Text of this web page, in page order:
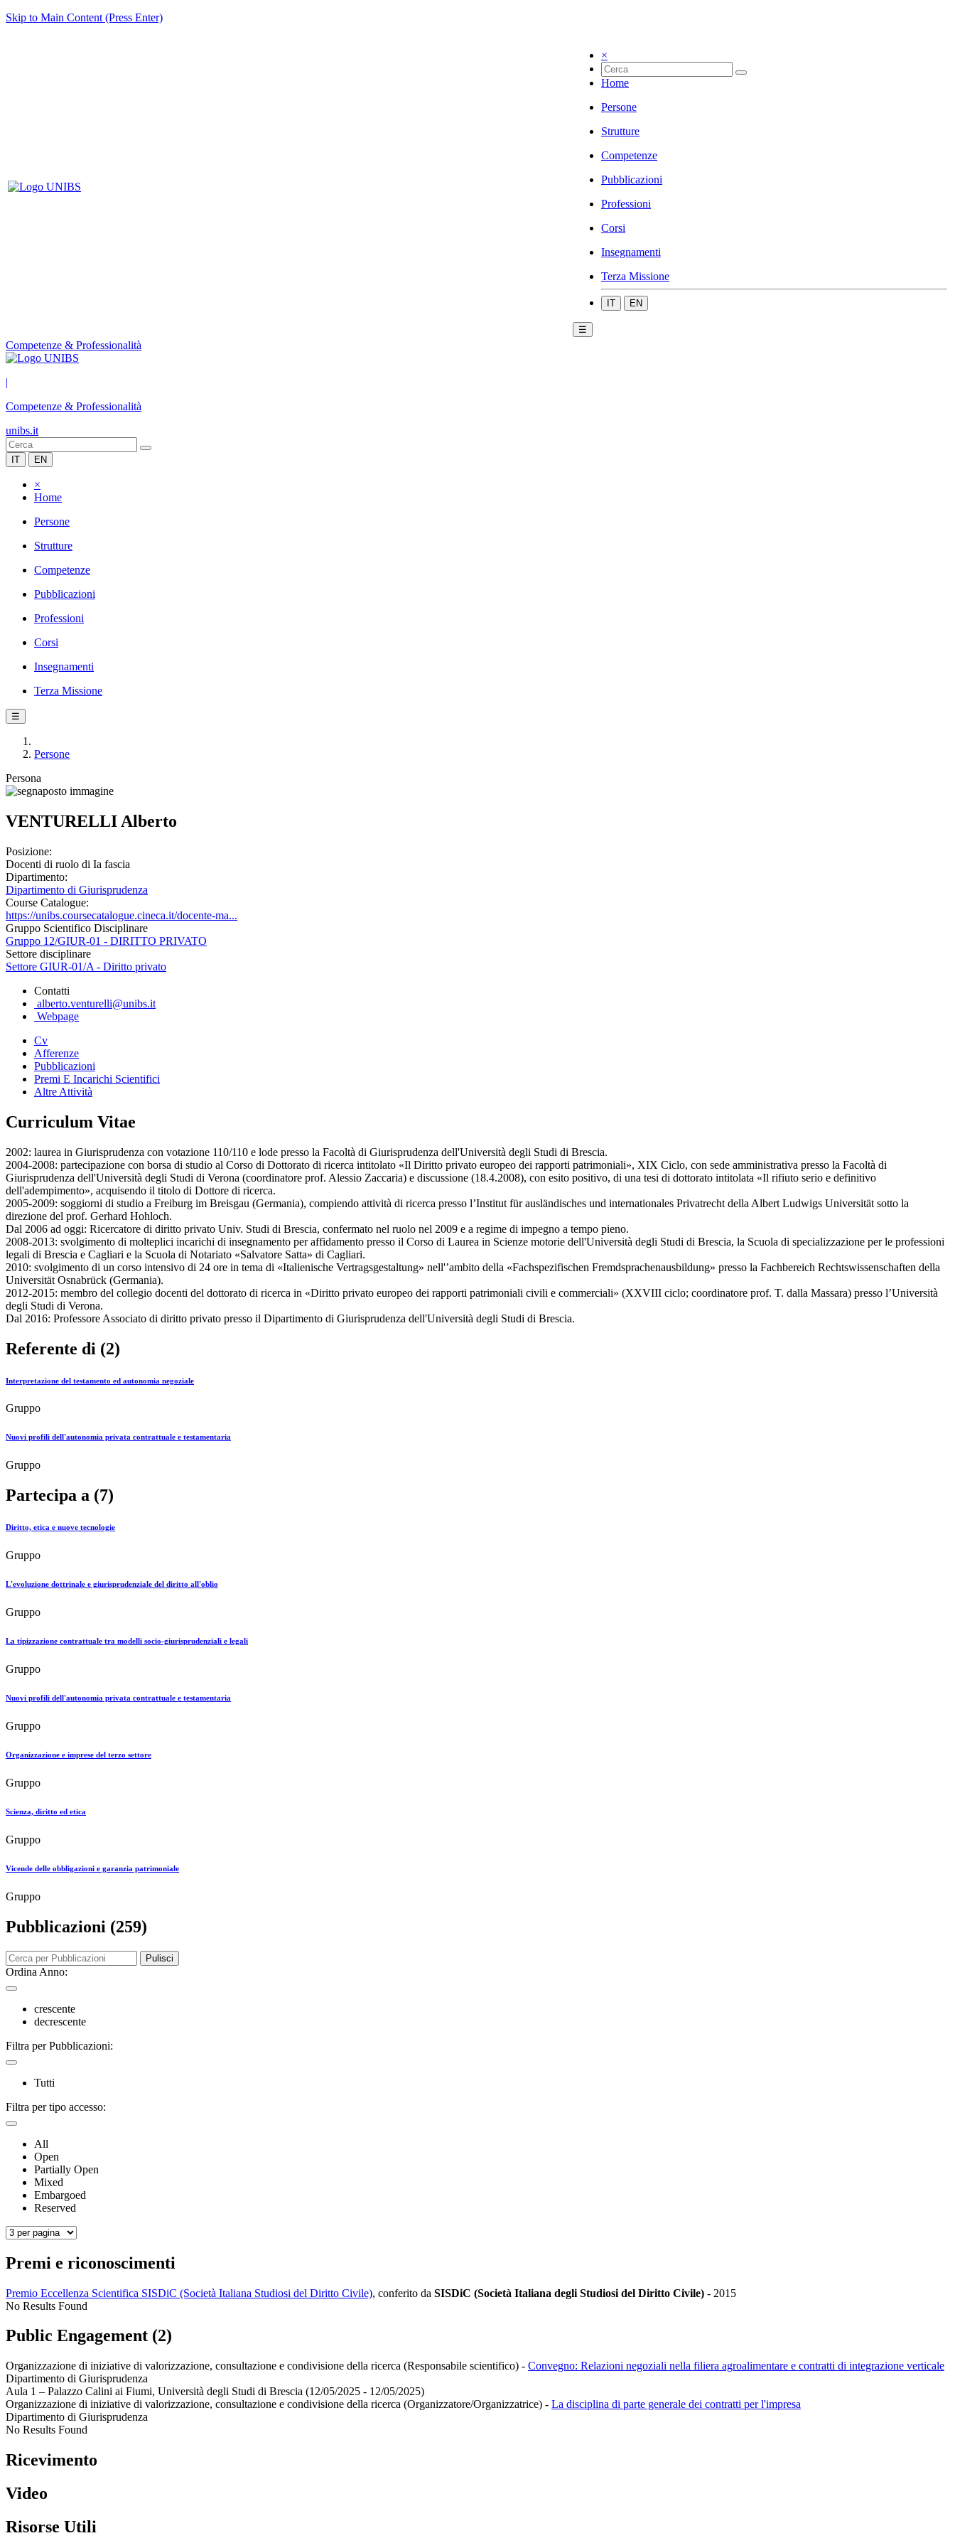
Skip to Main Content (Press Enter)
×
Home
Persone
Strutture
Competenze
Pubblicazioni
Professioni
Corsi
Insegnamenti
Terza Missione
IT EN
☰
Competenze & Professionalità
|
Competenze & Professionalità
unibs.it
IT EN
×
Home
Persone
Strutture
Competenze
Pubblicazioni
Professioni
Corsi
Insegnamenti
Terza Missione
☰
Persone
Persona
VENTURELLI Alberto
Posizione:
Docenti di ruolo di Ia fascia
Dipartimento:
Dipartimento di Giurisprudenza
Course Catalogue:
https://unibs.coursecatalogue.cineca.it/docente-ma...
Gruppo Scientifico Disciplinare
Gruppo 12/GIUR-01 - DIRITTO PRIVATO
Settore disciplinare
Settore GIUR-01/A - Diritto privato
Contatti
alberto.venturelli@unibs.it
Webpage
Cv
Afferenze
Pubblicazioni
Premi E Incarichi Scientifici
Altre Attività
Curriculum Vitae
2002: laurea in Giurisprudenza con votazione 110/110 e lode presso la Facoltà di Giurisprudenza dell'Università degli Studi di Brescia.
2004-2008: partecipazione con borsa di studio al Corso di Dottorato di ricerca intitolato «Il Diritto privato europeo dei rapporti patrimoniali», XIX Ciclo, con sede amministrativa presso la Facoltà di
Giurisprudenza dell'Università degli Studi di Verona (coordinatore prof. Alessio Zaccaria) e discussione (18.4.2008), con esito positivo, di una tesi di dottorato intitolata «Il rifiuto serio e definitivo
dell'adempimento», acquisendo il titolo di Dottore di ricerca.
2005-2009: soggiorni di studio a Freiburg im Breisgau (Germania), compiendo attività di ricerca presso l’Institut für ausländisches und internationales Privatrecht della Albert Ludwigs Universität sotto la
direzione del prof. Gerhard Hohloch.
Dal 2006 ad oggi: Ricercatore di diritto privato Univ. Studi di Brescia, confermato nel ruolo nel 2009 e a regime di impegno a tempo pieno.
2008-2013: svolgimento di molteplici incarichi di insegnamento per affidamento presso il Corso di Laurea in Scienze motorie dell'Università degli Studi di Brescia, la Scuola di specializzazione per le professioni
legali di Brescia e Cagliari e la Scuola di Notariato «Salvatore Satta» di Cagliari.
2010: svolgimento di un corso intensivo di 24 ore in tema di «Italienische Vertragsgestaltung» nell'’ambito della «Fachspezifischen Fremdsprachenausbildung» presso la Fachbereich Rechtswissenschaften della
Universität Osnabrück (Germania).
2012-2015: membro del collegio docenti del dottorato di ricerca in «Diritto privato europeo dei rapporti patrimoniali civili e commerciali» (XXVIII ciclo; coordinatore prof. T. dalla Massara) presso l’Università
degli Studi di Verona.
Dal 2016: Professore Associato di diritto privato presso il Dipartimento di Giurisprudenza dell'Università degli Studi di Brescia.
Referente di (2)
Interpretazione del testamento ed autonomia negoziale
Gruppo
Nuovi profili dell'autonomia privata contrattuale e testamentaria
Gruppo
Partecipa a (7)
Diritto, etica e nuove tecnologie
Gruppo
L'evoluzione dottrinale e giurisprudenziale del diritto all'oblio
Gruppo
La tipizzazione contrattuale tra modelli socio-giurisprudenziali e legali
Gruppo
Nuovi profili dell'autonomia privata contrattuale e testamentaria
Gruppo
Organizzazione e imprese del terzo settore
Gruppo
Scienza, diritto ed etica
Gruppo
Vicende delle obbligazioni e garanzia patrimoniale
Gruppo
Pubblicazioni (259)
Pulisci
Ordina Anno:
crescente
decrescente
Filtra per Pubblicazioni:
Tutti
Filtra per tipo accesso:
All
Open
Partially Open
Mixed
Embargoed
Reserved
Premi e riconoscimenti
Premio Eccellenza Scientifica SISDiC (Società Italiana Studiosi del Diritto Civile), conferito da SISDiC (Società Italiana degli Studiosi del Diritto Civile) - 2015
No Results Found
Public Engagement (2)
Organizzazione di iniziative di valorizzazione, consultazione e condivisione della ricerca (Responsabile scientifico) - Convegno: Relazioni negoziali nella filiera agroalimentare e contratti di integrazione verticale
Dipartimento di Giurisprudenza
Aula 1 – Palazzo Calini ai Fiumi, Università degli Studi di Brescia (12/05/2025 - 12/05/2025)
Organizzazione di iniziative di valorizzazione, consultazione e condivisione della ricerca (Organizzatore/Organizzatrice) - La disciplina di parte generale dei contratti per l'impresa
Dipartimento di Giurisprudenza
No Results Found
Ricevimento
Video
Risorse Utili